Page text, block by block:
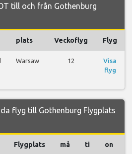
till och från Gothenburg
plats Veckoflyg Flyg
Warsaw 12
Visa
flyg
flyg till Gothenburg Flygplats
Flygplats må ti on